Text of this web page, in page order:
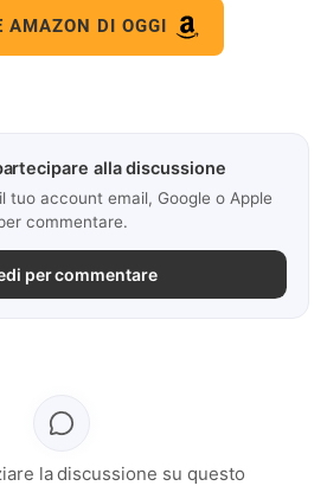
AMAZON DI OGGI
alla discussione
tuo account email, Google o Apple
commentare.
per commentare
la discussione su questo